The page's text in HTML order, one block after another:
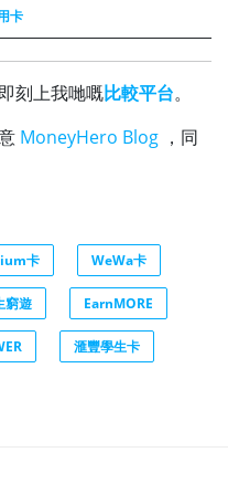
卡
刻上我哋嘅比較平台。
MoneyHero Blog ，同
卡 WeWa卡
窮遊 EarnMORE
滙豐學生卡